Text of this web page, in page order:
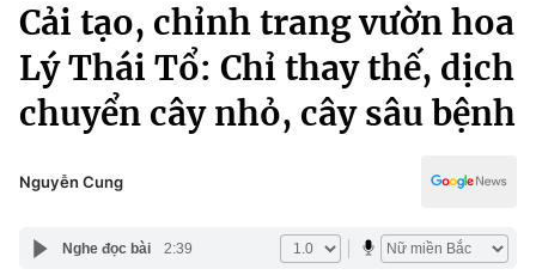
Chuyên mục
Chính trị
Pháp luật
Kinh tế
Thể thao
Truyền hình
Văn hóa - Giải trí
Đời sống
Giáo dục
Cải tạo, chỉnh trang vườn hoa
Lý Thái Tổ: Chỉ thay thế, dịch
chuyển cây nhỏ, cây sâu bệnh
Nguyễn Cung
Nghe đọc bài 2:39